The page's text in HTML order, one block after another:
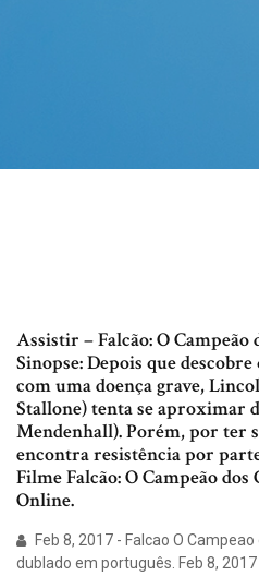
Assistir – Falcão: O Campeão
Sinopse: Depois que
com uma doença grave,
Stallone) tenta se aproximar
Mendenhall). Porém, por ter
encontra resistência por
Filme Falcão: O Campeão
Online.
Feb 8, 2017 - Falcao O
dublado em português. Feb 8,